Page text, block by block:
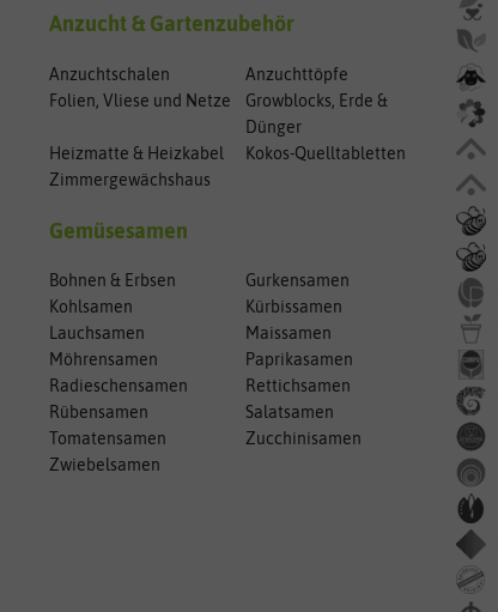
Anzucht & Gartenzubehör
Anzuchtschalen
Anzuchttöpfe
Folien, Vliese und Netze
Growblocks, Erde &
Dünger
Heizmatte & Heizkabel
Kokos-Quelltabletten
Zimmergewächshaus
Gemüsesamen
Bohnen & Erbsen
Gurkensamen
Kohlsamen
Kürbissamen
Lauchsamen
Maissamen
Möhrensamen
Paprikasamen
Radieschensamen
Rettichsamen
Rübensamen
Salatsamen
Tomatensamen
Zucchinisamen
Zwiebelsamen